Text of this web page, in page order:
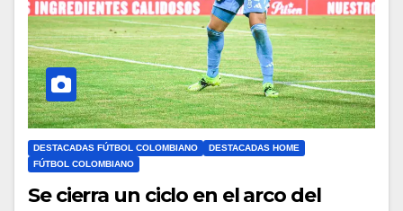
DESTACADAS FÚTBOL COLOMBIANO
DESTACADAS HOME
FÚTBOL COLOMBIANO
Se cierra un ciclo en el arco del